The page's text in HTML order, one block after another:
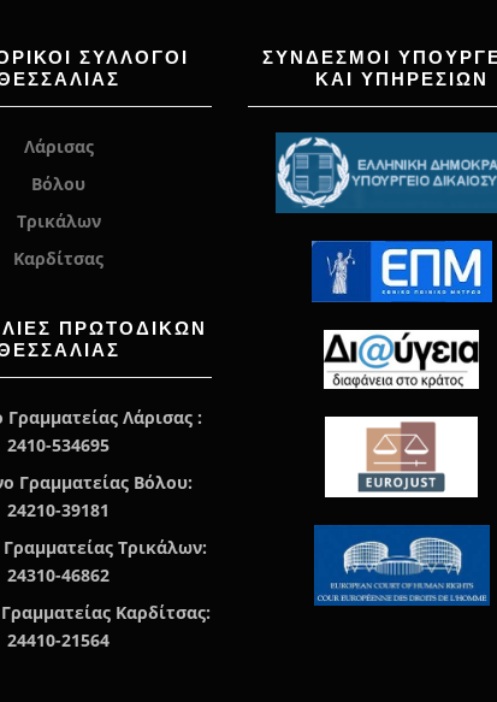
ΣΥΛΛΟΓΟΙ
Λάρισας
Βόλου
Τρικάλων
Καρδίτσας
ΠΡΩΤΟΔΙΚΏΝ
Λάρισας :
2410-534695
Γραμματείας Βόλου:
24210-39181
Τρικάλων:
24310-46862
Καρδίτσας:
24410-21564
ΣΥΝΔΕΣΜΟΙ
ΚΑΙ ΥΠΗΡΕΣΙΩΝ